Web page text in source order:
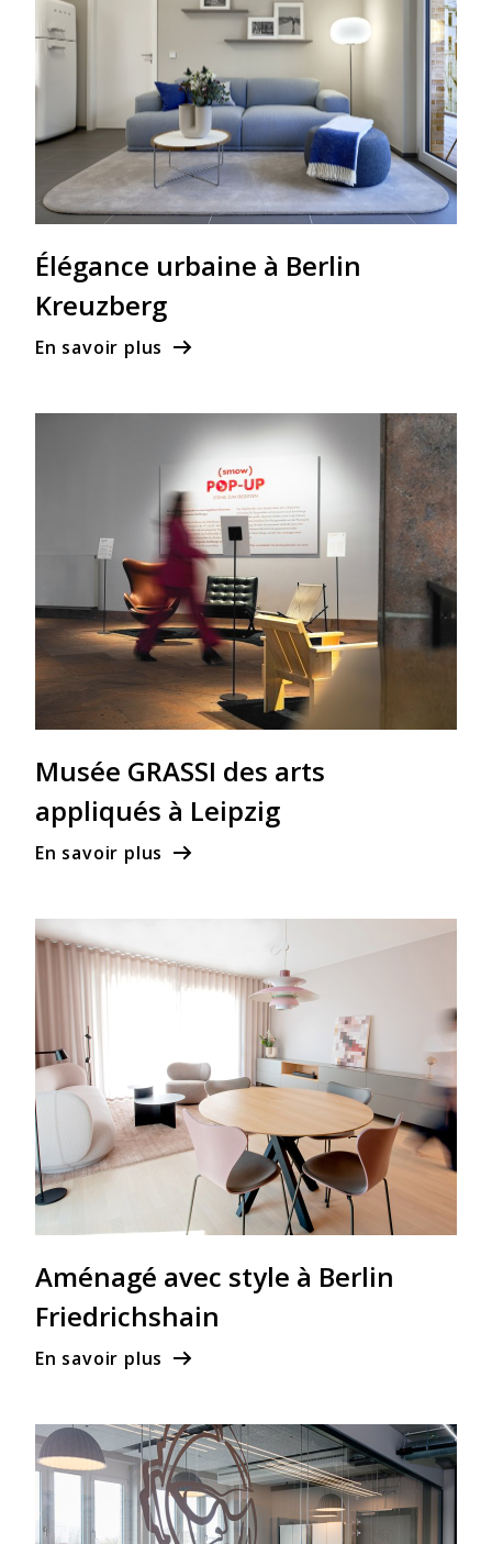
Élégance urbaine à Berlin
Kreuzberg
En savoir plus
Musée GRASSI des arts
appliqués à Leipzig
En savoir plus
Aménagé avec style à Berlin
Friedrichshain
En savoir plus